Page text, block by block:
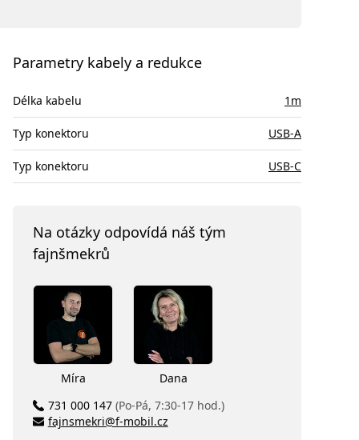
Parametry kabely a redukce
Délka kabelu 1m
Typ konektoru USB-A
Typ konektoru USB-C
Na otázky odpovídá náš tým
fajnšmekrů
Míra
Dana
731 000 147 (Po-Pá, 7:30-17 hod.)
fajnsmekri@f-mobil.cz